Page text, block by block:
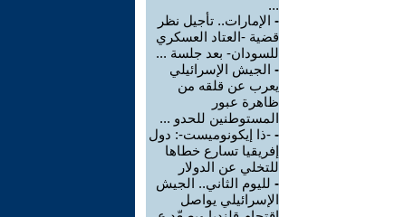
...
- الإمارات.. تأجيل نظر
قضية -العتاد العسكري
للسودان- بعد جلسة ...
- الجيش الإسرائيلي
يعرب عن قلقه من
ظاهرة عبور
المستوطنين للحدو ...
- -ذا إيكونوميست-: دول
إفريقيا تسارع خطاها
للتخلي عن الدولار
- لليوم الثاني.. الجيش
الإسرائيلي يواصل